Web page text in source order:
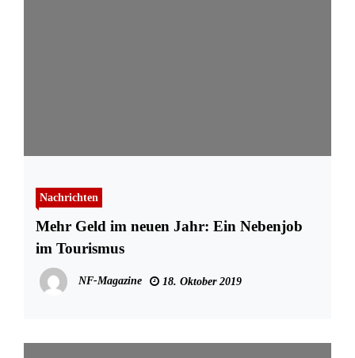
Nachrichten
Mehr Geld im neuen Jahr: Ein Nebenjob
im Tourismus
NF-Magazine 18. Oktober 2019